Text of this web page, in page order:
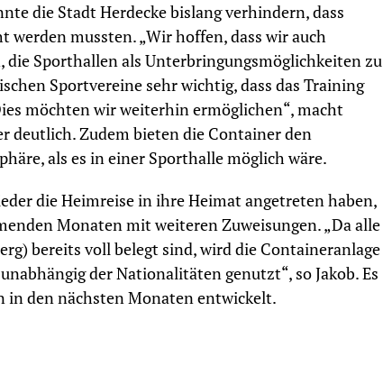
die Stadt Herdecke bislang verhindern, dass
mussten. „Wir hoffen, dass wir auch
Sporthallen als Unterbringungsmöglichkeiten zu
Sportvereine sehr wichtig, dass das Training
möchten wir weiterhin ermöglichen“, macht
deutlich. Zudem bieten die Container den
als es in einer Sporthalle möglich wäre.
die Heimreise in ihre Heimat angetreten haben,
Monaten mit weiteren Zuweisungen. „Da alle
bereits voll belegt sind, wird die Containeranlage
der Nationalitäten genutzt“, so Jakob. Es
in den nächsten Monaten entwickelt.